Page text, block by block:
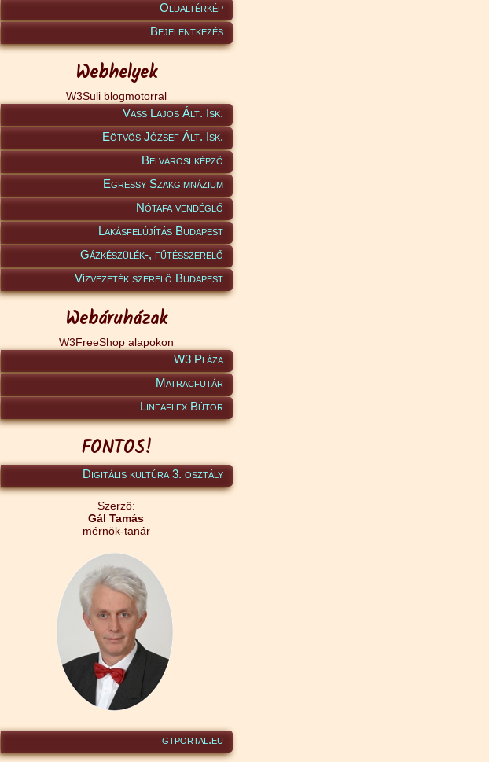
Oldaltérkép
Bejelentkezés
Webhelyek
W3Suli blogmotorral
Vass Lajos Ált. Isk.
Eötvös József Ált. Isk.
Belvárosi képző
Egressy Szakgimnázium
Nótafa vendéglő
Lakásfelújítás Budapest
Gázkészülék-, fűtésszerelő
Vízvezeték szerelő Budapest
Webáruházak
W3FreeShop alapokon
W3 Pláza
Matracfutár
Lineaflex Bútor
FONTOS!
Digitális kultúra 3. osztály
Szerző:
Gál Tamás
mérnök-tanár
gtportal.eu